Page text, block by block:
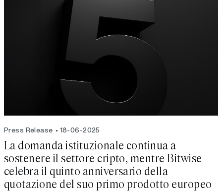
Press Release 18-06-2025
La domanda istituzionale continua a
sostenere il settore cripto, mentre Bitwise
celebra il quinto anniversario della
quotazione del suo primo prodotto europeo